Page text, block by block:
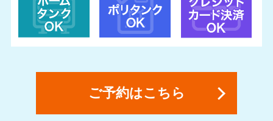
ご予約はこちら